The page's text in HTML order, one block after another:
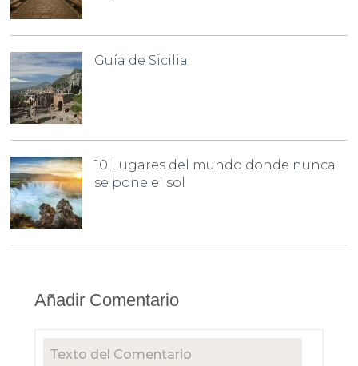
Guía de Sicilia
10 Lugares del mundo donde nunca
se pone el sol
Añadir Comentario